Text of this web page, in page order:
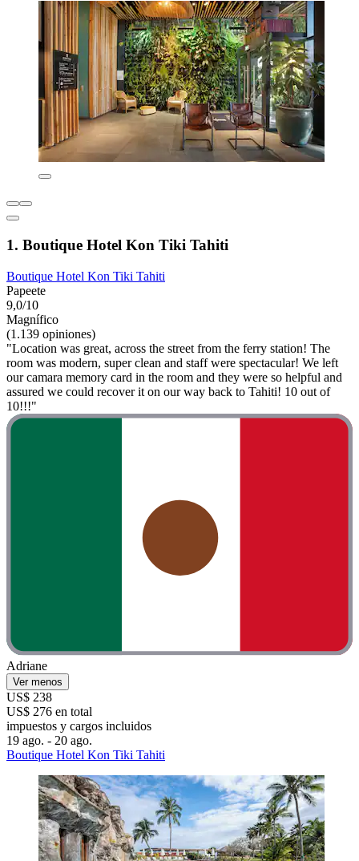
1. Boutique Hotel Kon Tiki Tahiti
Boutique Hotel Kon Tiki Tahiti
Papeete
9,0/10
Magnífico
(1.139 opiniones)
"Location was great, across the street from the ferry station! The
room was modern, super clean and staff were spectacular! We left
our camara memory card in the room and they were so helpful and
assured we could recover it on our way back to Tahiti! 10 out of
10!!!"
Adriane
Ver menos
US$ 238
US$ 276 en total
impuestos y cargos incluidos
19 ago. - 20 ago.
Boutique Hotel Kon Tiki Tahiti